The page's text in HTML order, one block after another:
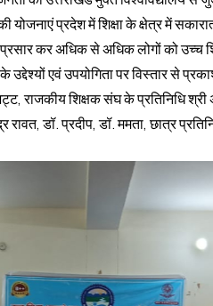
योजनाएं प्रदेश में शिक्षा के क्षेत्र में
कर अधिक से अधिक लोगों को
एवं उपयोगिता पर विस्तार से
राजकीय शिक्षक संघ के प्रतिनिधि
डॉ. प्रदीप, डॉ. ममता, छात्र